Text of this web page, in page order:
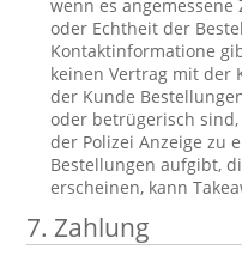
wenn es
oder Echtheit der
Kontaktinformatione
keinen Vertrag mit der
der Kunde
oder betrügerisch
der Polizei Anzeige zu
Bestellungen aufgibt,
erscheinen, kann
7. Zahlung